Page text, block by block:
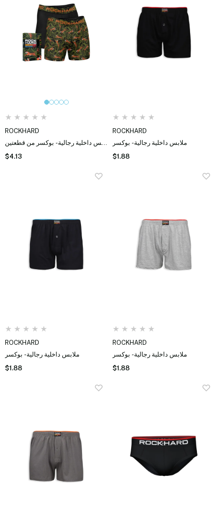
★ ★ ★ ★ ★
ROCKHARD
$4.13
★ ★ ★ ★ ★
ROCKHARD
ملابس داخلية رجالية - بوكسر
$1.88
★ ★ ★ ★ ★
ROCKHARD
ملابس داخلية رجالية - بوكسر
$1.88
★ ★ ★ ★ ★
ROCKHARD
ملابس داخلية رجالية - بوكسر
$1.88